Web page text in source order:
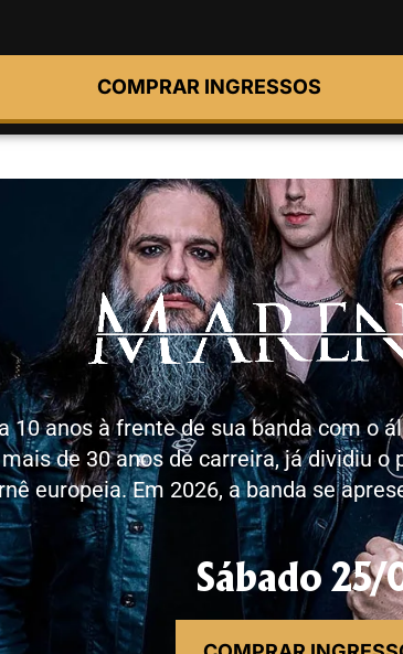
COMPRAR INGRESSOS
10 anos à frente de sua banda com o
de 30 anos de carreira, já dividiu
europeia. Em 2026, a banda se
Sábado 25/